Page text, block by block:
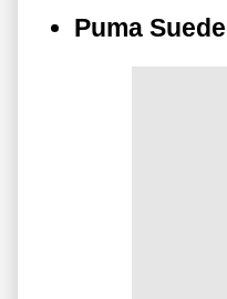
Puma Suede